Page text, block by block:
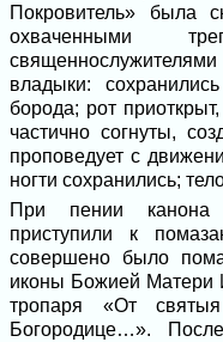
Покровитель» была
охваченными
владыки:
борода; рот
частично согнуты,
проповедует с
ногти сохранились;
При пении канона
приступили к
совершено было
иконы Божией Матери
тропаря «От
Богородице…».